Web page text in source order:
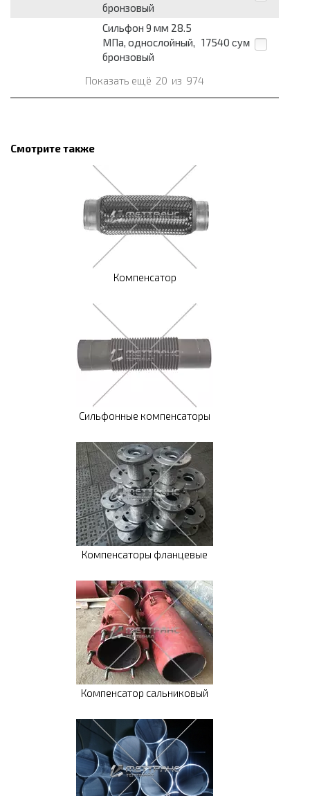
бронзовый
Сильфон 9 мм 28.5
МПа, однослойный,
бронзовый
17540 сум
Показать ещё 20 из 974
Смотрите также
Компенсатор
Сильфонные компенсаторы
Компенсаторы фланцевые
Компенсатор сальниковый